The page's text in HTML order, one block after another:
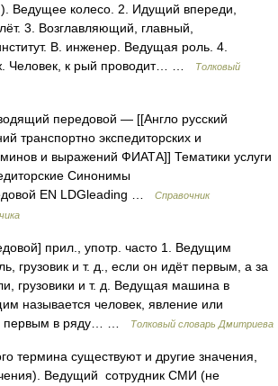
Ведущее колесо. 2. Идущий впереди,
3. Возглавляющий, главный,
В. инженер. Ведущая роль. 4.
Человек, к рый проводит… …
Толковый
передовой — [[Англо русский
транспортно экспедиторских и
и выражений ФИАТА]] Тематики услуги
Синонимы
EN LDGleading …
Справочник
прил., употр. часто 1. Ведущим
грузовик и т. д., если он идёт первым, а за
грузовики и т. д. Ведущая машина в
называется человек, явление или
первым в ряду… …
Толковый словарь Дмитриева
термина существуют и другие значения,
Ведущий сотрудник СМИ (не